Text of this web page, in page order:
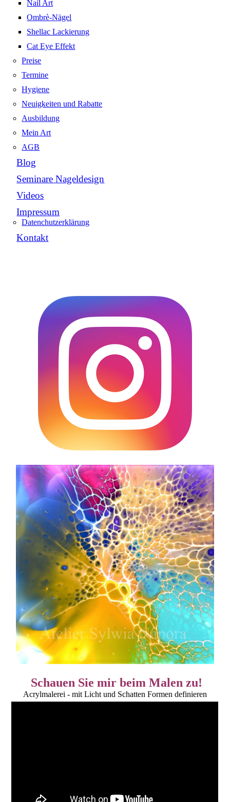
Nail Art
Ombrè-Nägel
Shellac Lackierung
Cat Eye Effekt
Preise
Termine
Hygiene
Neuigkeiten und Rabatte
Ausbildung
Mein Art
AGB
Blog
Seminare Nageldesign
Videos
Impressum
Datenchutzerklärung
Kontakt
Schauen Sie mir beim Malen zu!
Acrylmalerei - mit Licht und Schatten Formen definieren